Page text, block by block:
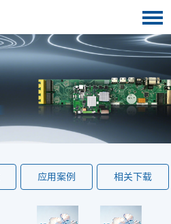
应用案例 相关下载